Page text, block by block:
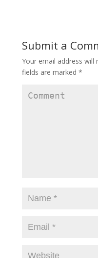
Submit a
Your email address will
fields are marked *